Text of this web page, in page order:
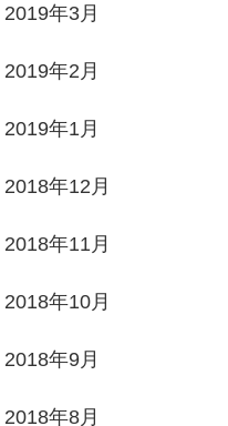
2019年3月
2019年2月
2019年1月
2018年12月
2018年11月
2018年10月
2018年9月
2018年8月